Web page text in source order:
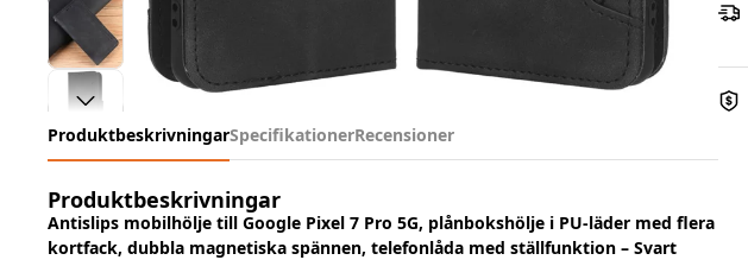
ProduktbeskrivningarSpecifikationerRecensioner
Produktbeskrivningar
Antislips mobilhölje till Google Pixel 7 Pro 5G, plånbokshölje i PU-läder med flera
kortfack, dubbla magnetiska spännen, telefonlåda med ställfunktion – Svart